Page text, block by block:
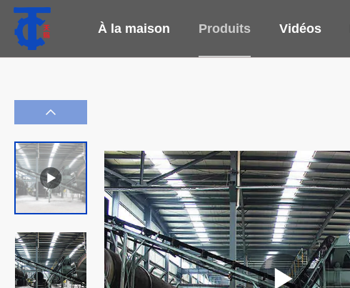
À la maison Produits Vidéos